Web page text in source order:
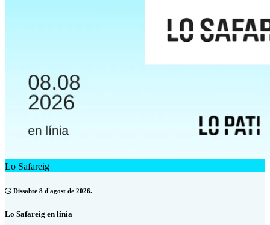
Lo Safareig
Dissabte 8 d'agost de 2026.
Lo Safareig en línia